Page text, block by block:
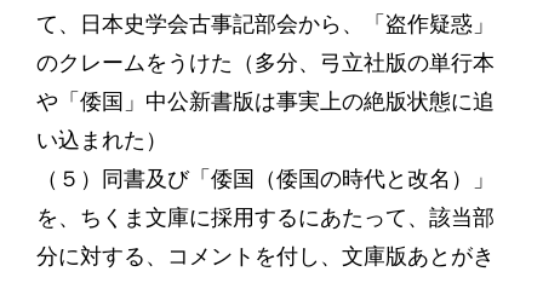
て、日本史学会古事記部会から、「盗作疑惑」
のクレームをうけた（多分、弓立社版の単行本
や「倭国」中公新書版は事実上の絶版状態に追
い込まれた）
（５）同書及び「倭国（倭国の時代と改名）」
を、ちくま文庫に採用するにあたって、該当部
分に対する、コメントを付し、文庫版あとがき